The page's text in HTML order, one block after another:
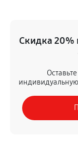
Замена шлейфа
Замена
900
Скидка 20%
индивидуальную